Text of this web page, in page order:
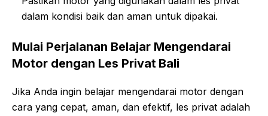
dalam kondisi baik dan aman untuk dipakai.
Mulai Perjalanan Belajar Mengendarai
Motor dengan Les Privat Bali
Jika Anda ingin belajar mengendarai motor dengan
cara yang cepat, aman, dan efektif, les privat adalah